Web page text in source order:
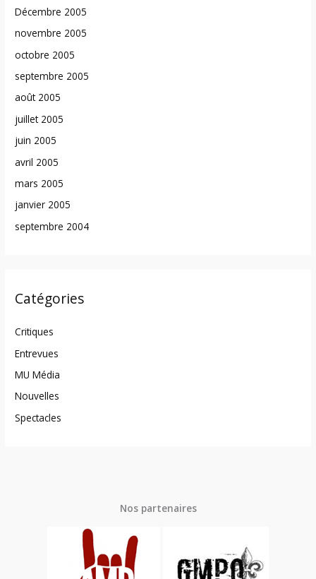
Décembre 2005
novembre 2005
octobre 2005
septembre 2005
août 2005
juillet 2005
juin 2005
avril 2005
mars 2005
janvier 2005
septembre 2004
Catégories
Critiques
Entrevues
MU Média
Nouvelles
Spectacles
Nos partenaires